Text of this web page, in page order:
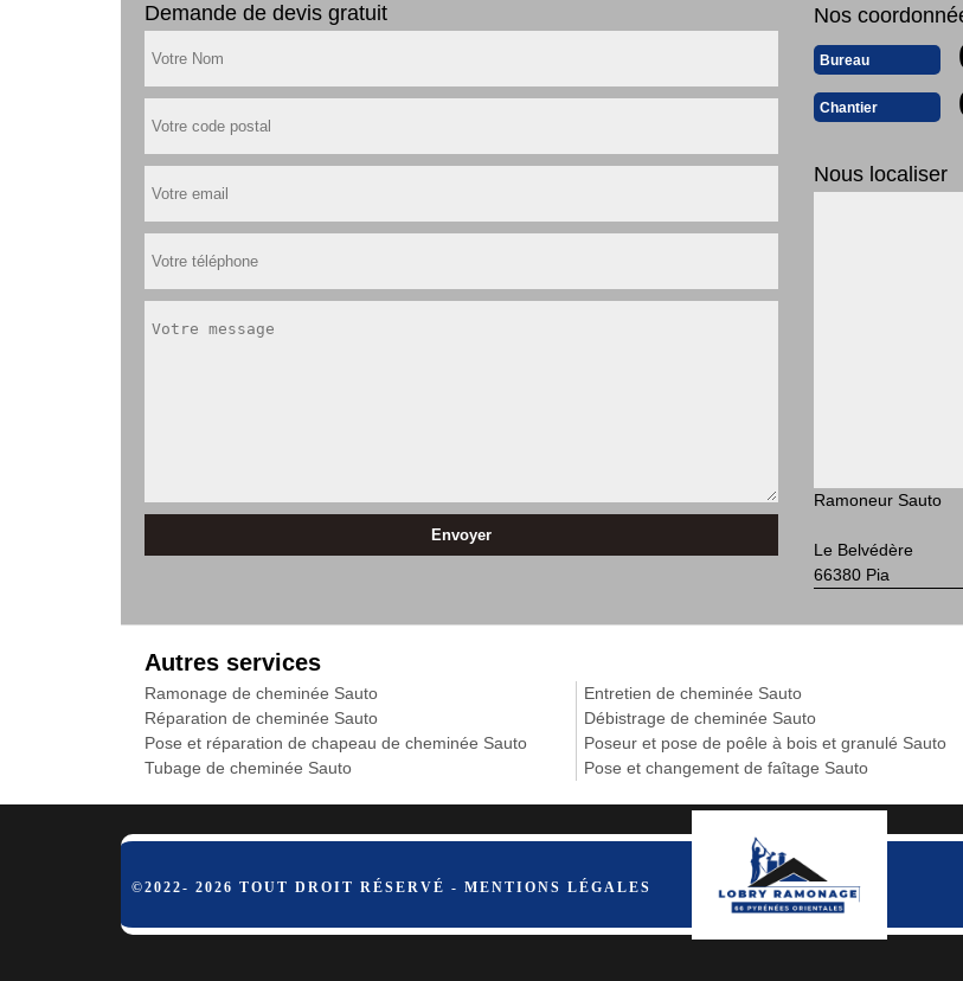
Demande de devis gratuit Nos
Bureau
Chantier
Nous localiser
Ramoneur Sauto
Le Belvédère
66380 Pia
Autres services
Ramonage de cheminée Sauto
Réparation de cheminée Sauto
Pose et réparation de chapeau de cheminée Sauto
Tubage de cheminée Sauto
Entretien de cheminée Sauto
Débistrage de cheminée Sauto
Poseur et pose de poêle à bois et granulé Sauto
Pose et changement de faîtage Sauto
©2022- 2026 TOUT DROIT RÉSERVÉ -MENTIONS LÉGALES